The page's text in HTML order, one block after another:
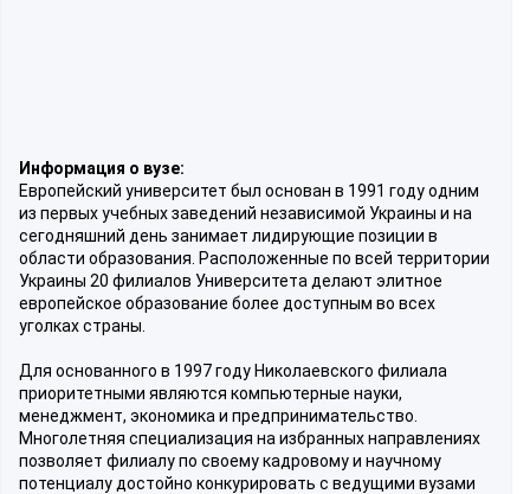
Информация о вузе:
Европейский университет был основан в 1991 году одним
из первых учебных заведений независимой Украины и на
сегодняшний день занимает лидирующие позиции в
области образования. Расположенные по всей территории
Украины 20 филиалов Университета делают элитное
европейское образование более доступным во всех
уголках страны.
Для основанного в 1997 году Николаевского филиала
приоритетными являются компьютерные науки,
менеджмент, экономика и предпринимательство.
Многолетняя специализация на избранных направлениях
позволяет филиалу по своему кадровому и научному
потенциалу достойно конкурировать с ведущими вузами